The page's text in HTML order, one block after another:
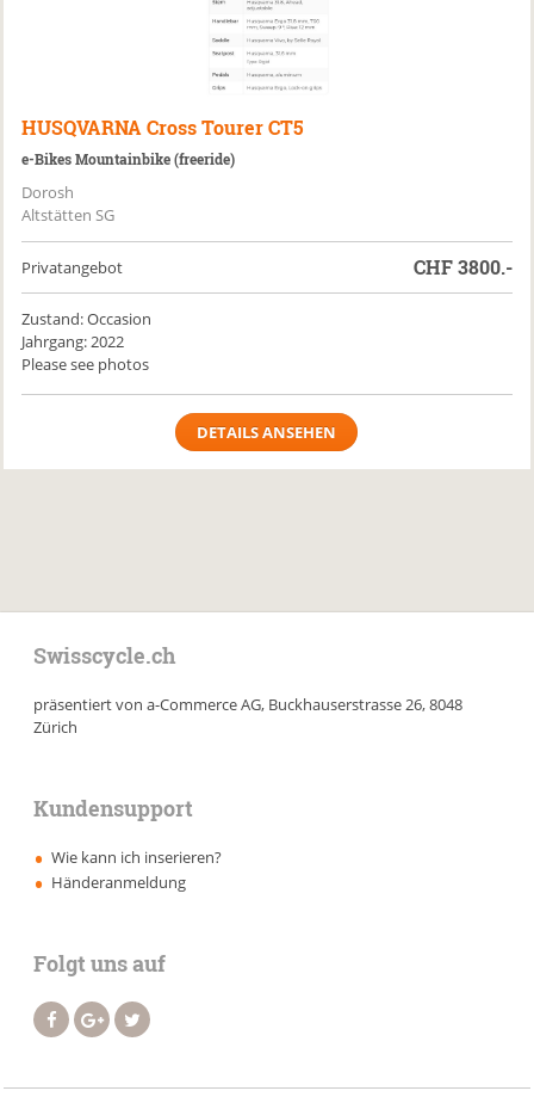
HUSQVARNA Cross Tourer CT5
e-Bikes Mountainbike (freeride)
Dorosh
Altstätten SG
Privatangebot CHF3800.-
Zustand: Occasion
Jahrgang: 2022
Please see photos
DETAILS ANSEHEN
Swisscycle.ch
präsentiert von a-Commerce AG, Buckhauserstrasse 26, 8048
Zürich
Kundensupport
Wie kann ich inserieren?
Händeranmeldung
Folgt uns auf